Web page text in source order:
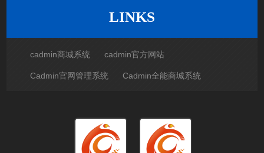
LINKS
cadmin商城系统 cadmin官方网站
Cadmin官网管理系统 Cadmin全能商城系统